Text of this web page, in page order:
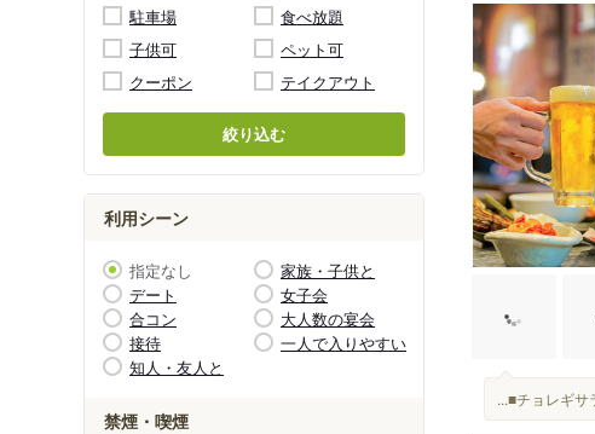
駐車場
食べ放題
子供可
ペット可
クーポン
テイクアウト
絞り込む
利用シーン
指定なし
家族・子供と
デート
女子会
合コン
大人数の宴会
接待
一人で入りやすい
知人・友人と
禁煙・喫煙
...■チョレギ